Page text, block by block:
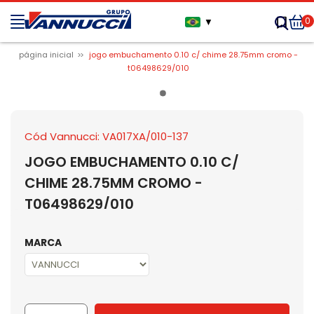
▼ 0
página inicial
jogo embuchamento 0.10 c/ chime 28.75mm cromo -
t06498629/010
Cód Vannucci: VA017XA/010-137
JOGO EMBUCHAMENTO 0.10 C/
CHIME 28.75MM CROMO -
T06498629/010
MARCA